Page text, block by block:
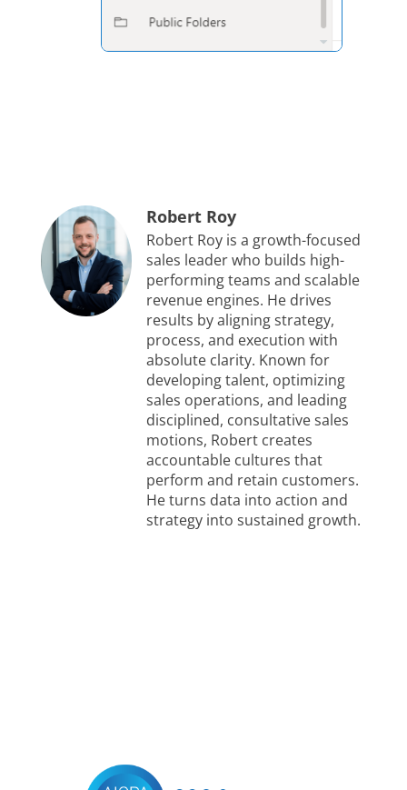
Robert Roy
Robert Roy is a growth-focused
sales leader who builds high-
performing teams and scalable
revenue engines. He drives
results by aligning strategy,
process, and execution with
absolute clarity. Known for
developing talent, optimizing
sales operations, and leading
disciplined, consultative sales
motions, Robert creates
accountable cultures that
perform and retain customers.
He turns data into action and
strategy into sustained growth.